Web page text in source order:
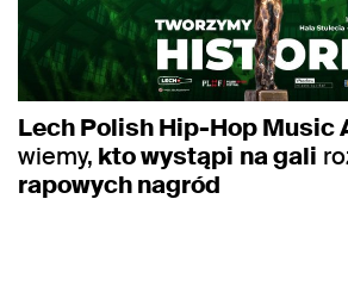
Lech Polish Hip-Hop Music
wiemy, kto wystąpi na gali
rapowych nagród